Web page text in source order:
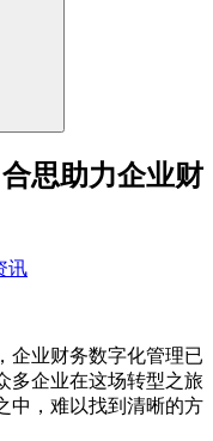
思助力企业财
讯
企业财务数字化管理已
多企业在这场转型之旅
中，难以找到清晰的方